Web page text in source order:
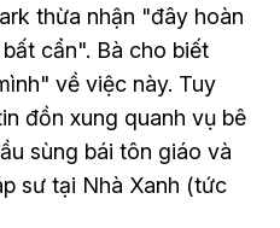
thừa nhận "đây hoàn
cẩn". Bà cho biết
về việc này. Tuy
đồn xung quanh vụ bê
sùng bái tôn giáo và
sư tại Nhà Xanh (tức